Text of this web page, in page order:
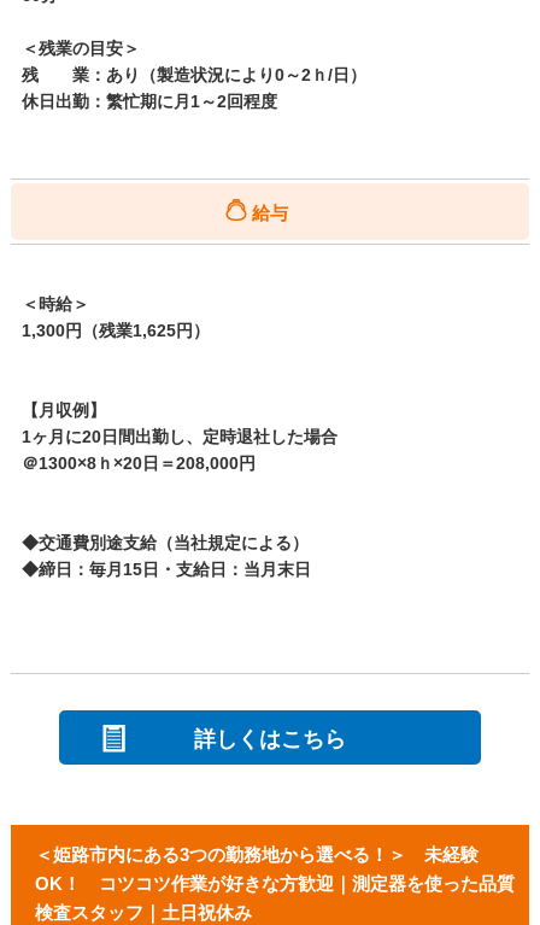
＜残業の目安＞
残 業：あり（製造状況により0～2ｈ/日）
休日出勤：繁忙期に月1～2回程度
給与
＜時給＞
1,300円（残業1,625円）
【月収例】
1ヶ月に20日間出勤し、定時退社した場合
＠1300×8ｈ×20日＝208,000円
◆交通費別途支給（当社規定による）
◆締日：毎月15日・支給日：当月末日
詳しくはこちら
＜姫路市内にある3つの勤務地から選べる！＞ 未経験
OK！ コツコツ作業が好きな方歓迎｜測定器を使った品質
検査スタッフ｜土日祝休み